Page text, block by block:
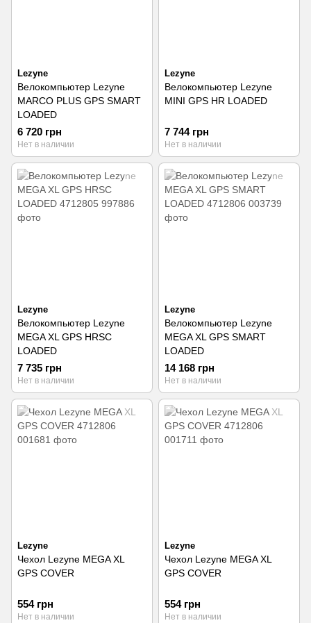
Lezyne
Велокомпьютер Lezyne
MARCO PLUS GPS SMART
LOADED
6 720 грн
Нет в наличии
Lezyne
Велокомпьютер Lezyne
MINI GPS HR LOADED
7 744 грн
Нет в наличии
Lezyne
Велокомпьютер Lezyne
MEGA XL GPS HRSC
LOADED
7 735 грн
Нет в наличии
Lezyne
Велокомпьютер Lezyne
MEGA XL GPS SMART
LOADED
14 168 грн
Нет в наличии
Lezyne
Чехол Lezyne MEGA XL
GPS COVER
554 грн
Нет в наличии
Lezyne
Чехол Lezyne MEGA XL
GPS COVER
554 грн
Нет в наличии